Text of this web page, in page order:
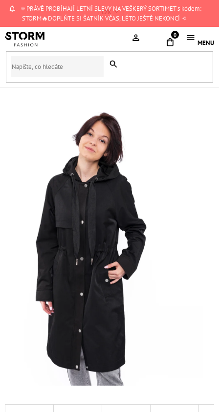
Přejít
🔅PRÁVĚ PROBÍHAJÍ LETNÍ SLEVY NA VEŠKERÝ SORTIMET s kódem:
STORM🔥DOPLŇTE SI ŠATNÍK VČAS, LÉTO JEŠTĚ NEKONCÍ 🔅
CZK
NÁKUPNÍ